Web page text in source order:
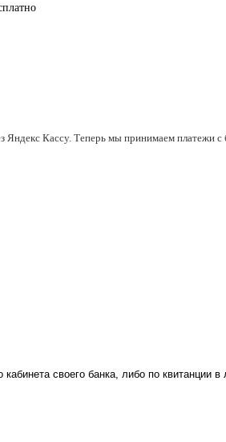
Яндекс Кассу. Теперь мы принимаем платежи
своего банка, либо по квитанции